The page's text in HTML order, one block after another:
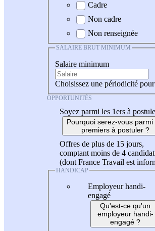
Cadre
Non cadre
Non renseignée
SALAIRE BRUT MINIMUM
Salaire minimum
Choisissez une périodicité
OPPORTUNITÉS
Soyez parmi les 1ers à
Pourquoi serez-vous parmi
premiers à postuler ?
Offres de plus de 15 jours,
comptant moins de 4
(dont France Travail est
HANDICAP
Employeur handi-
engagé
Qu'est-ce qu'un
employeur handi-
engagé ?